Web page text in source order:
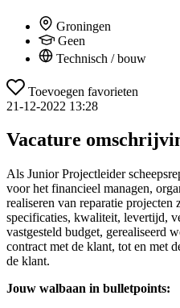
Groningen
Geen
Technisch / bouw
Toevoegen favorieten
21-12-2022 13:28
Vacature
Als Junior Projectleider
voor het financieel managen,
realiseren van reparatie projecten
specificaties, kwaliteit, levertijd,
vastgesteld budget, gerealiseerd
contract met de klant, tot en met
de klant.
Jouw walbaan in bulletpoints: